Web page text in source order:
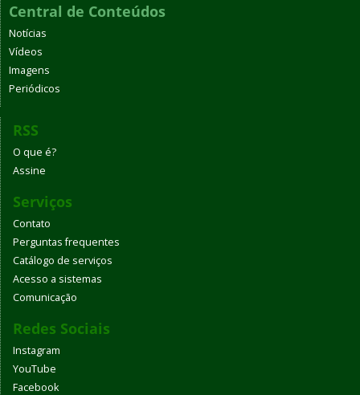
Central de Conteúdos
Notícias
Vídeos
Imagens
Periódicos
RSS
O que é?
Assine
Serviços
Contato
Perguntas frequentes
Catálogo de serviços
Acesso a sistemas
Comunicação
Redes Sociais
Instagram
YouTube
Facebook